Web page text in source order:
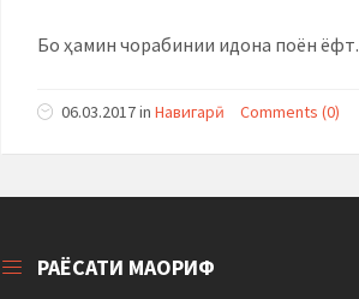
Бо ҳамин чорабинии идона поён ёфт.
06.03.2017in Навигарӣ Comments (0)
РАЁСАТИ МАОРИФ